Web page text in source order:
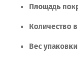
Площадь
Количество в
Весупаковки